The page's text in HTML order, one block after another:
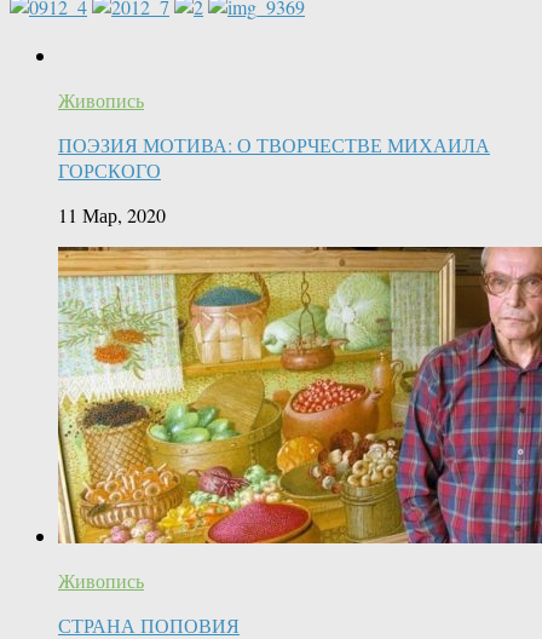
Живопись
ПОЭЗИЯ МОТИВА: О ТВОРЧЕСТВЕ МИХАИЛА
ГОРСКОГО
11 Мар, 2020
Живопись
СТРАНА ПОПОВИЯ